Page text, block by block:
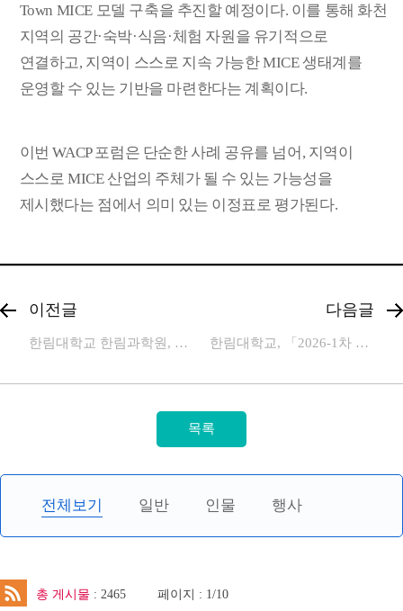
Town MICE 모델 구축을 추진할 예정이다. 이를 통해 화천
지역의 공간·숙박·식음·체험 자원을 유기적으로
연결하고, 지역이 스스로 지속 가능한MICE생태계를
운영할 수 있는 기반을 마련한다는 계획이다.
이번WACP 포럼은 단순한 사례 공유를 넘어 , 지역이
스스로MICE 산업의 주체가 될 수 있는 가능성을
제시했다는 점에서 의미 있는 이정표로 평가된다.
이전글
한림대학교 한림과학원, 난징대학교 학형연구원 교류협력 10주년 기념 국제학술대회 개최
다음글
한림대학교, 「2026-1차 Station C 성장단계별 시장검증형 전주기 지원사업 선정기
전체보기 일반 인물 행사
총 게시물 : 2465 페이지 : 1/10